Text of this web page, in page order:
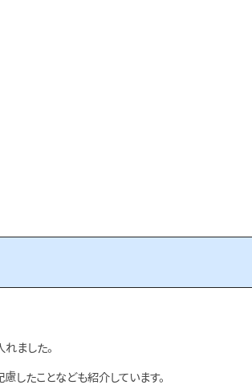
ました。
したことなども紹介しています。